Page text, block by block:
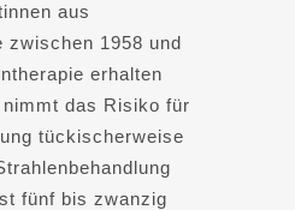
aus
zwischen 1958 und
erhalten
das Risiko für
tückischerweise
fünf bis zwanzig